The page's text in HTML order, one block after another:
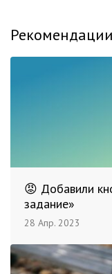
Рекомендации
😡 Добавили
задание»
28 Апр. 2023